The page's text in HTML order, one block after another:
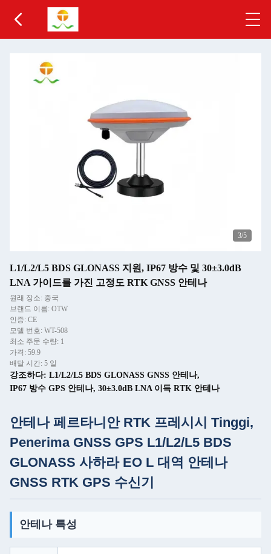
3/5
L1/L2/L5 BDS GLONASS 지원, IP67 방수 및 30±3.0dB
LNA 가이드를 가진 고정도 RTK GNSS 안테나
원래 장소: 중국
브랜드 이름: OTW
인증: CE
모델 번호: WT-508
최소 주문 수량: 1
가격: 59.9
배달 시간: 5 일
강조하다: L1/L2/L5 BDS GLONASS GNSS 안테나,
IP67 방수 GPS 안테나, 30±3.0dB LNA 이득 RTK 안테나
안테나 페르타니안 RTK 프레시시 Tinggi,
Penerima GNSS GPS L1/L2/L5 BDS
GLONASS 사하라 EO L 대역 안테나
GNSS RTK GPS 수신기
안테나 특성